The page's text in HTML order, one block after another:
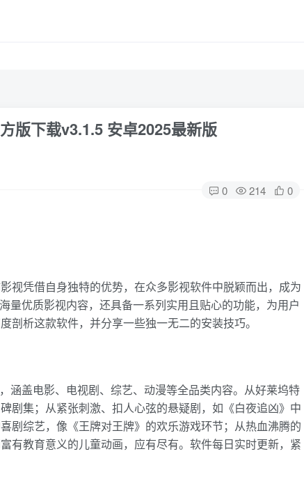
版下载v3.1.5 安卓2025最新版
0 214 0
视凭借自身独特的优势，在众多影视软件中脱颖而出，成为
量优质影视内容，还具备一系列实用且贴心的功能，为用户
剖析这款软件，并分享一些独一无二的安装技巧。​
涵盖电影、电视剧、综艺、动漫等全品类内容。从好莱坞特
剧集；从紧张刺激、扣人心弦的悬疑剧，如《白夜追凶》中
剧综艺，像《王牌对王牌》的欢乐游戏环节；从热血沸腾的
有教育意义的儿童动画，应有尽有。软件每日实时更新，紧